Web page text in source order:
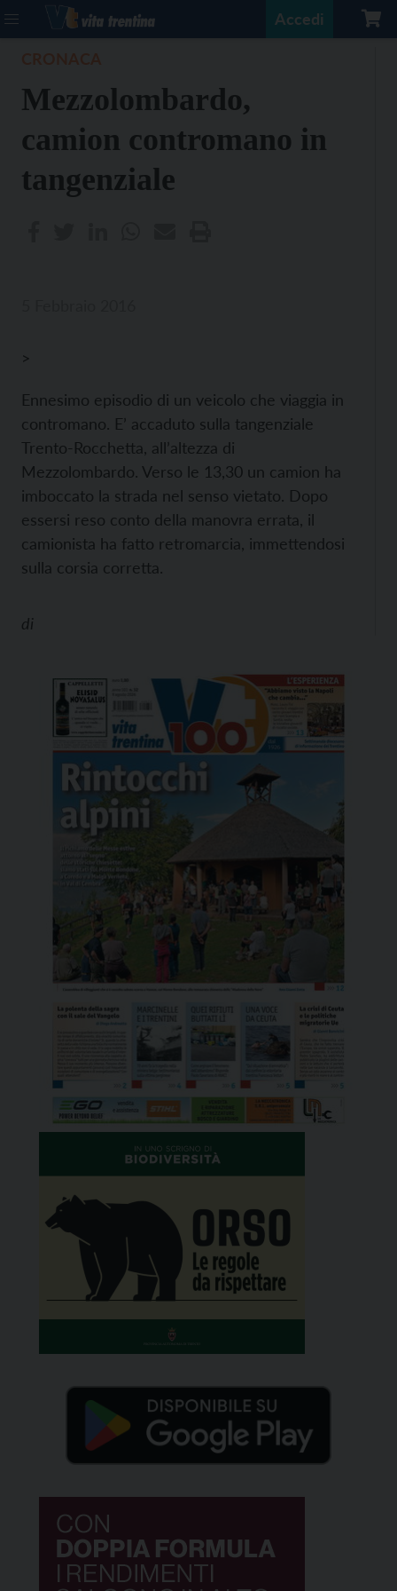
Accedi
Mezzolombardo,
camion contromano in
tangenziale
>
Ennesimo episodio di un veicolo che viaggia in
contromano. E’ accaduto sulla tangenziale
Trento-Rocchetta, all’altezza di
Mezzolombardo. Verso le 13,30 un camion ha
imboccato la strada nel senso vietato. Dopo
essersi reso conto della manovra errata, il
camionista ha fatto retromarcia, immettendosi
sulla corsia corretta.
di